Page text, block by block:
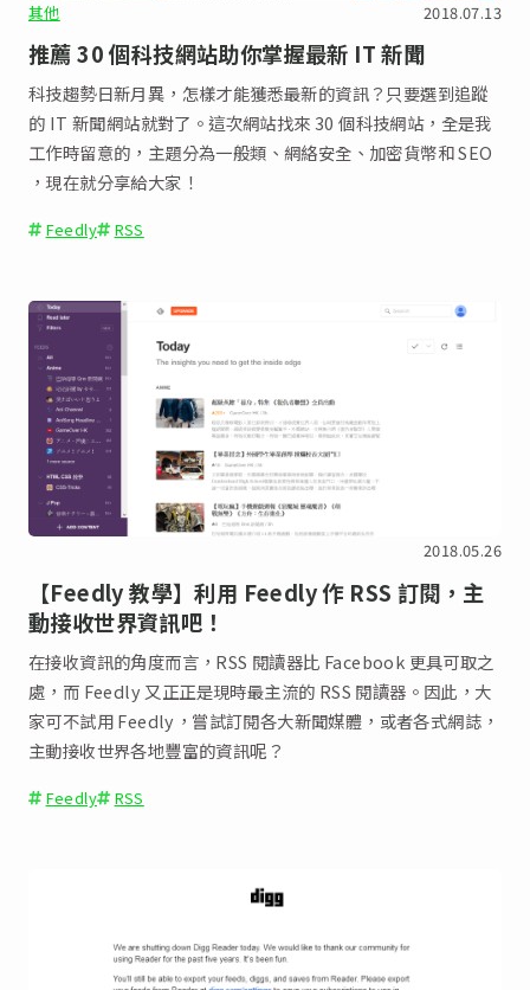
其他 2018.07.13
推薦 30 個科技網站助你掌握最新 IT 新聞
科技趨勢日新月異，怎樣才能獲悉最新的資訊？只要選到追蹤
的 IT 新聞網站就對了。這次網站找來 30 個科技網站，全是我
工作時留意的，主題分為一般類、網絡安全、加密貨幣和 SEO
，現在就分享給大家！
Feedly RSS
2018.05.26
【Feedly 教學】利用 Feedly 作 RSS 訂閱，主
動接收世界資訊吧！
在接收資訊的角度而言，RSS 閱讀器比 Facebook 更具可取之
處，而 Feedly 又正正是現時最主流的 RSS 閱讀器。因此，大
家可不試用 Feedly，嘗試訂閱各大新聞媒體，或者各式網誌，
主動接收世界各地豐富的資訊呢？
Feedly RSS